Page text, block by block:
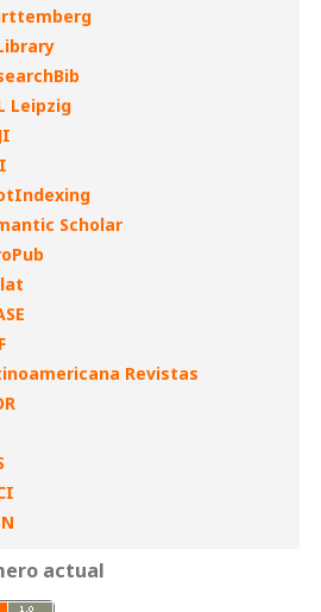
Leipzig
Scholar
Revistas
actual